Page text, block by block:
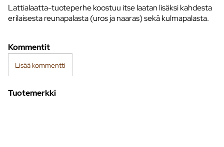
Lattialaatta-tuoteperhe koostuu itse laatan lisäksi kahdesta
erilaisesta reunapalasta (uros ja naaras) sekä kulmapalasta.
Kommentit
Lisää kommentti
Tuotemerkki